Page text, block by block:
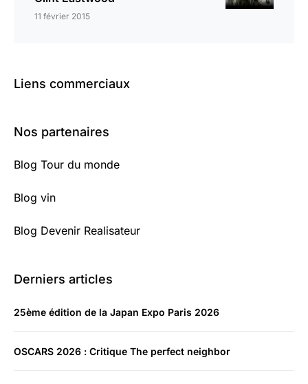
11 février 2015
Liens commerciaux
Nos partenaires
Blog Tour du monde
Blog vin
Blog Devenir Realisateur
Derniers articles
25ème édition de la Japan Expo Paris 2026
OSCARS 2026 : Critique The perfect neighbor